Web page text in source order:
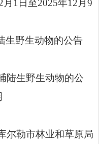
1日至2025年12月9
生野生动物的公告
陆生野生动物的公
尔勒市林业和草原局